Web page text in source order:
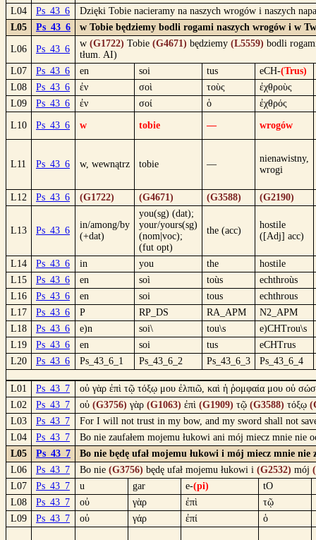
L04
Ps_43_6
Dzięki Tobie nacieramy na naszych wrogów i naszych
L05
Ps_43_6 w Tobie będziemy bodli rogami naszych wrogów i w
L06 Ps_43_6
w (G1722) Tobie (G4671) będziemy (L5559) bodli
tłum. AI)
L07
Ps_43_6 en soi tus eCH-(Trus)
L08
Ps_43_6 ἐν σοὶ τοὺς
ἐχθροὺς
L09
Ps_43_6 ἐν σοί ὁ ἐχθρός
L10 Ps_43_6 w tobie — wrogów
L11 Ps_43_6 w, wewnątrz tobie —
nienawistny,
wrogi
L12 Ps_43_6 (G1722) (G4671) (G3588) (G2190)
L13 Ps_43_6
in/among/by
(+dat)
you(sg) (dat);
your/yours(sg)
(nom|voc);
(fut opt)
the (acc)
hostile
([Adj] acc)
L14 Ps_43_6 in you the
hostile
L15
Ps_43_6 en soì toùs
echthroùs
L16
Ps_43_6 en soi tous
echthrous
L17
Ps_43_6 P RP_DS RA_APM
N2_APM
L18
Ps_43_6 e)n soi\ tou\s
e)CHTrou\s
L19
Ps_43_6 en soi tus
eCHTrus
L20
Ps_43_6 Ps_43_6_1 Ps_43_6_2 Ps_43_6_3 Ps_43_6_4
L01 Ps_43_7
οὐ γὰρ ἐπὶ τῷ τόξῳ μου ἐλπιῶ, καὶ ἡ ῥομφαία μου οὐ
L02
Ps_43_7 οὐ (G3756) γὰρ (G1063) ἐπὶ (G1909) τῷ (G3588) τόξῳ
L03
Ps_43_7
For I will not trust in my bow, and my sword shall not
L04
Ps_43_7
Bo nie zaufałem mojemu łukowi ani mój miecz mnie nie
L05
Ps_43_7
Bo nie będę ufał mojemu łukowi i mój miecz mnie nie
L06
Ps_43_7 Bo nie (G3756) będę ufał mojemu łukowi i (G2532) mój
L07
Ps_43_7 u gar e-(pi)
tO
L08
Ps_43_7 οὐ γὰρ ἐπὶ
τῷ
L09
Ps_43_7 οὐ γάρ ἐπί ὁ